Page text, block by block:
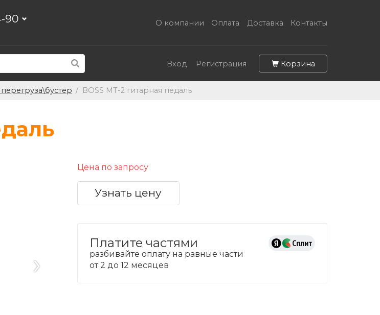
90 О компании Оплата Доставка Контакты
Вход Регистрация Корзина
/ BOSS MT-2 гитарная педаль
›
Цена по запросу
Узнать цену
Платите частями
разбивайте оплату на равные части
от 2 до 12 месяцев